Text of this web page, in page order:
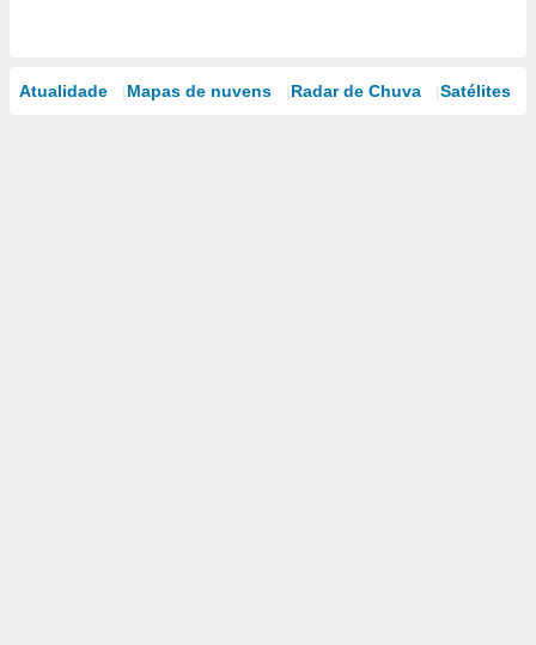
Atualidade Mapas de nuvens Radar de Chuva Satélites